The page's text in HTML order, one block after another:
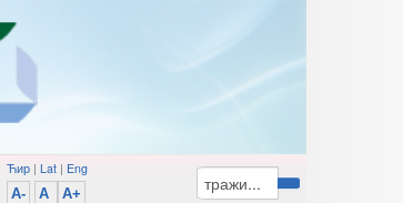
Ћир| Lat| Eng
A-
A A+